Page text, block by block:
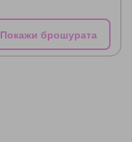
Покажи брошурата